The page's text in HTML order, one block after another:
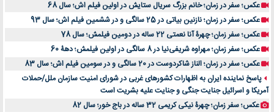
عکس؛ سفر در زمان؛ خانم بزرگ سریال ستایش در اولین فیلم اش؛ سال 68
عکس؛ سفر در زمان؛ نازنین بیاتی در 25 سالگی و در ششمین فیلم اش؛ سال 93
عکس؛ سفر زمان؛ چهرۀ آنا نعمتی 22 ساله در دومین فیلمش؛ سال 78
عکس؛ سفر زمان؛ مهراوه شریفی‌نیا در 8 سالگی در اولین فیلمش؛ دهۀ 60
عکس؛ سفر در زمان؛ الناز شاکردوست در 20 سالگی و در سومین فیلم اش؛ سال 83
پاسخ نماینده ایران به اظهارات کشورهای غربی در شورای امنیت سازمان ملل/حملات
آمریکا و اسرائیل جنایت جنگی و جنایت علیه بشریت است
عکس؛ سفر زمان؛ چهرۀ نیکی کریمی 32 ساله در باج خور؛ سال 82